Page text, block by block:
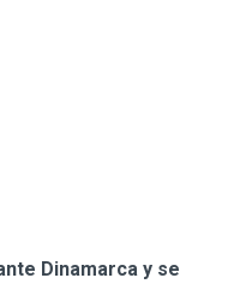
Dinamarca y se